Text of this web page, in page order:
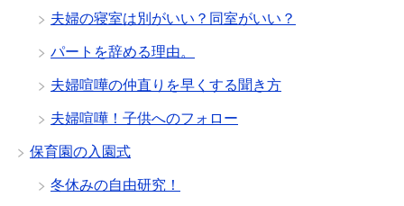
夫婦の寝室は別がいい？同室がいい？
パートを辞める理由。
夫婦喧嘩の仲直りを早くする聞き方
夫婦喧嘩！子供へのフォロー
保育園の入園式
冬休みの自由研究！